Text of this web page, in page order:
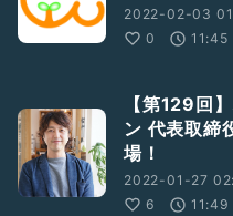
2022-02-03
0
11:45
【第129回
ン 代表取
場！
2022-01-27
6
11:49